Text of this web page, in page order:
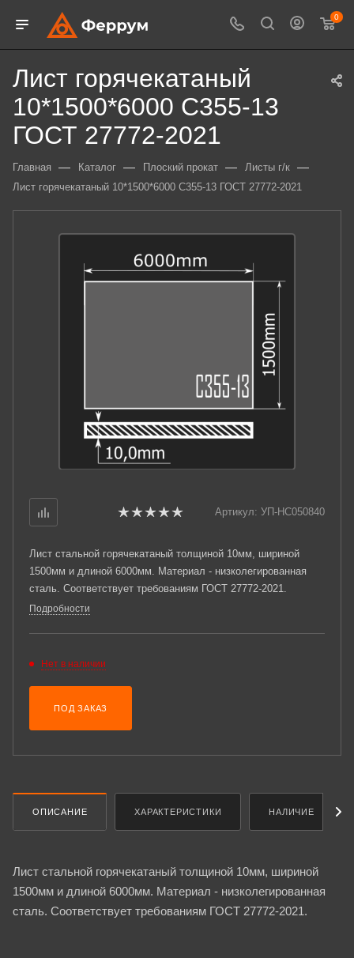
0
Лист горячекатаный
10*1500*6000 С355-13
ГОСТ 27772-2021
Главная — Каталог — Плоский прокат — Листы г/к —
Лист горячекатаный 10*1500*6000 С355-13 ГОСТ 27772-2021
Артикул: УП-НС050840
Лист стальной горячекатаный толщиной 10мм, шириной
1500мм и длиной 6000мм. Материал - низколегированная
сталь. Соответствует требованиям ГОСТ 27772-2021.
Подробности
Нет в наличии
ПОД ЗАКАЗ
ОПИСАНИЕ ХАРАКТЕРИСТИКИ НАЛИЧИЕ
Лист стальной горячекатаный толщиной 10мм, шириной
1500мм и длиной 6000мм. Материал - низколегированная
сталь. Соответствует требованиям ГОСТ 27772-2021.